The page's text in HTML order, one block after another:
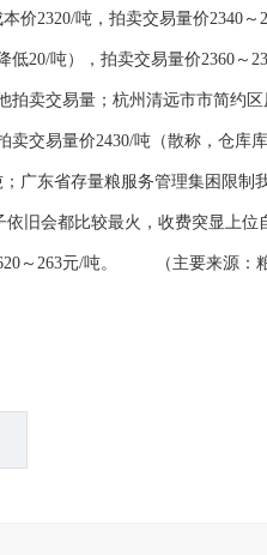
价2320/吨，拍卖交易量价2340
低20/吨），拍卖交易量价2360
拍卖交易量；杭州清远市市简约
卖交易量价2430/吨（散称，仓
；广东省存量粮服务管理集困限
旧会都比较最火，收费突显上
～263元/吨。 （主要来源：粮